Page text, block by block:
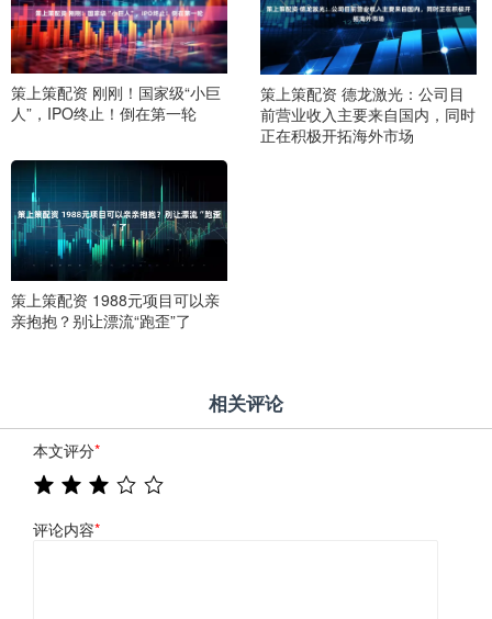
策上策配资 刚刚！国家级“小巨
人”，IPO终止！倒在第一轮
策上策配资 德龙激光：公司目
前营业收入主要来自国内，同时
正在积极开拓海外市场
策上策配资 1988元项目可以亲
亲抱抱？别让漂流“跑歪”了
相关评论
本文评分*
评论内容*